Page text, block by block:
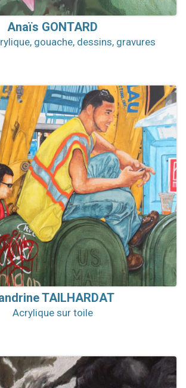
Anaïs GONTARD
gouache, dessins, gravures
TAILHARDAT
Acrylique sur toile